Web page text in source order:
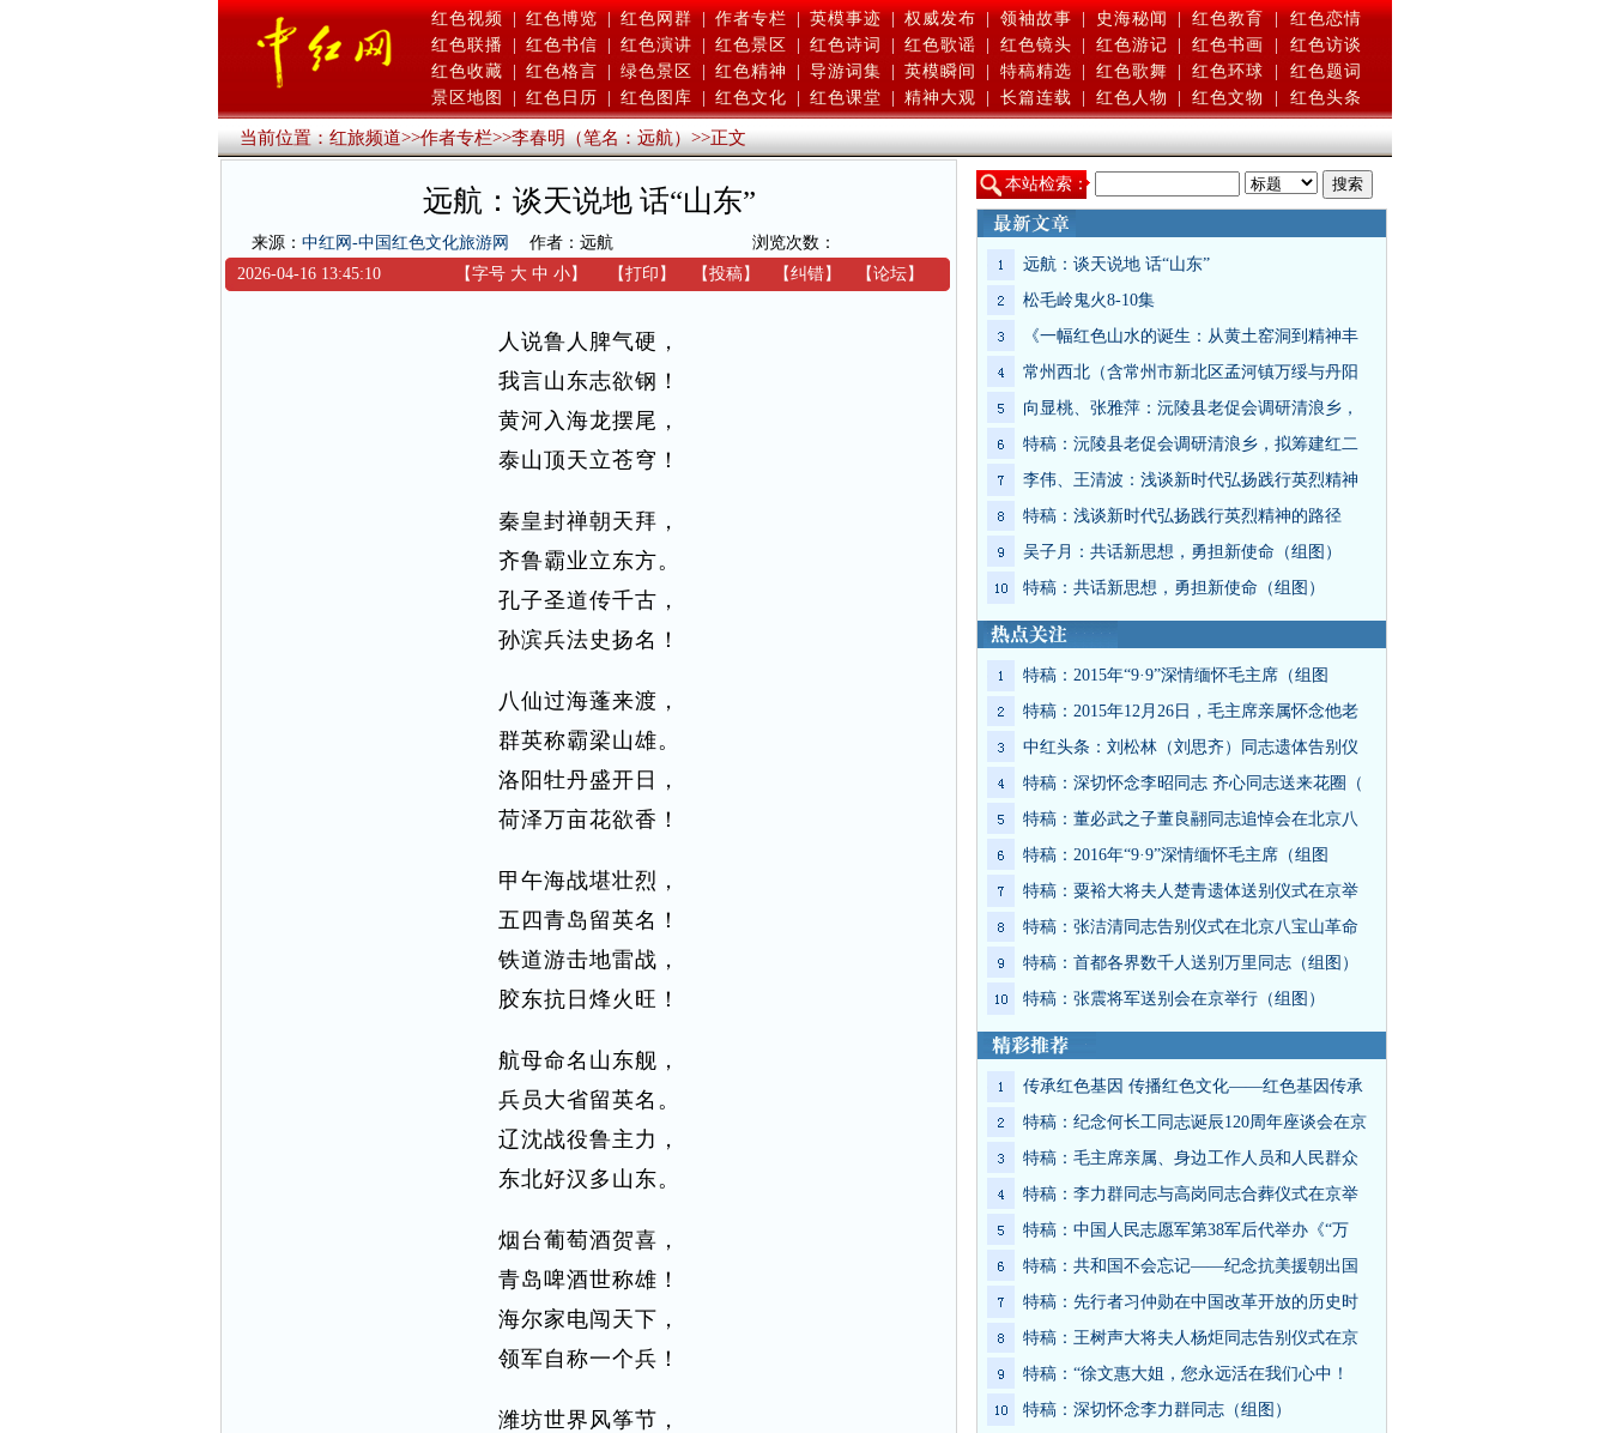
红色视频 | 红色博览 | 红色网群 | 作者专栏 | 英模事迹 | 权威发布 | 领袖故事 | 史海秘闻 | 红色教育 |
红色恋情
红色联播
红色书信 红色演讲 红色景区 红色诗词 红色歌谣 红色镜头 红色游记 红色书画
红色访谈
红色收藏
红色格言 绿色景区 红色精神 导游词集 英模瞬间 特稿精选 红色歌舞 红色环球
红色题词
景区地图
红色日历 红色图库 红色文化 红色课堂 精神大观 长篇连载 红色人物 红色文物 红色头条
当前位置：红旅频道>>作者专栏>>李春明（笔名：远航）>>正文
远航：谈天说地 话“山东”
来源： 中红网-中国红色文化旅游网 作者：远航
浏览次数：
2026-04-16 13:45:10
【字号 大 中 小】 【打印 】 【投稿】 【纠错】 【论坛】
人说鲁人脾气硬，
我言山东志欲钢！
黄河入海龙摆尾，
泰山顶天立苍穹！
秦皇封禅朝天拜，
齐鲁霸业立东方。
孔子圣道传千古，
孙滨兵法史扬名！
八仙过海蓬来渡，
群英称霸梁山雄。
洛阳牡丹盛开日，
荷泽万亩花欲香！
甲午海战堪壮烈，
五四青岛留英名！
铁道游击地雷战，
胶东抗日烽火旺！
航母命名山东舰，
兵员大省留英名。
辽沈战役鲁主力，
东北好汉多山东。
烟台葡萄酒贺喜，
青岛啤酒世称雄！
海尔家电闯天下，
领军自称一个兵！
潍坊世界风筝节，
本站检索：
远航：谈天说地 话“山东”
松毛岭鬼火8-10集
《一幅红色山水的诞生：从黄土窑洞到精神丰
常州西北（含常州市新北区孟河镇万绥与丹阳
向显桃、张雅萍：沅陵县老促会调研清浪乡，
特稿：沅陵县老促会调研清浪乡，拟筹建红二
李伟、王清波：浅谈新时代弘扬践行英烈精神
特稿：浅谈新时代弘扬践行英烈精神的路径
吴子月：共话新思想，勇担新使命（组图）
特稿：共话新思想，勇担新使命（组图）
特稿：2015年“9·9”深情缅怀毛主席（组图
特稿：2015年12月26日，毛主席亲属怀念他老
中红头条：刘松林（刘思齐）同志遗体告别仪
特稿：深切怀念李昭同志 齐心同志送来花圈（
特稿：董必武之子董良翮同志追悼会在北京八
特稿：2016年“9·9”深情缅怀毛主席（组图
特稿：粟裕大将夫人楚青遗体送别仪式在京举
特稿：张洁清同志告别仪式在北京八宝山革命
特稿：首都各界数千人送别万里同志（组图）
特稿：张震将军送别会在京举行（组图）
传承红色基因 传播红色文化——红色基因传承
特稿：纪念何长工同志诞辰120周年座谈会在京
特稿：毛主席亲属、身边工作人员和人民群众
特稿：李力群同志与高岗同志合葬仪式在京举
特稿：中国人民志愿军第38军后代举办《“万
特稿：共和国不会忘记——纪念抗美援朝出国
特稿：先行者习仲勋在中国改革开放的历史时
特稿：王树声大将夫人杨炬同志告别仪式在京
特稿：“徐文惠大姐，您永远活在我们心中！
特稿：深切怀念李力群同志（组图）